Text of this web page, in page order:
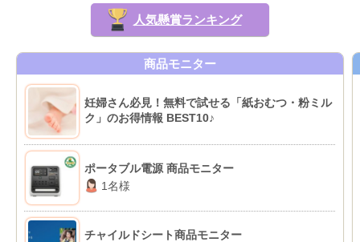
人気懸賞ランキング
商品モニター
妊婦さん必見！無料で試せる「紙おむつ・粉ミル
ク」のお得情報 BEST10♪
ポータブル電源 商品モニター
1名様
チャイルドシート商品モニター